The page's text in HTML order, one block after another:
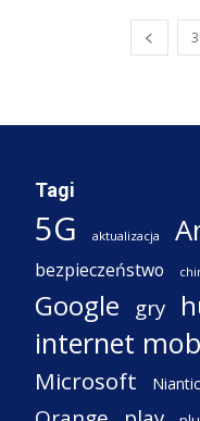
3
Tagi
5G aktualizacja
bezpieczeństwo
Google gry
internet
Microsoft Niantic